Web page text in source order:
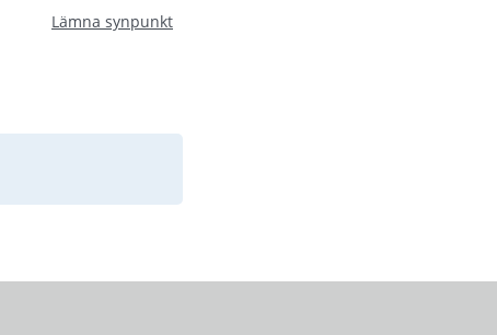
Lämna synpunkt